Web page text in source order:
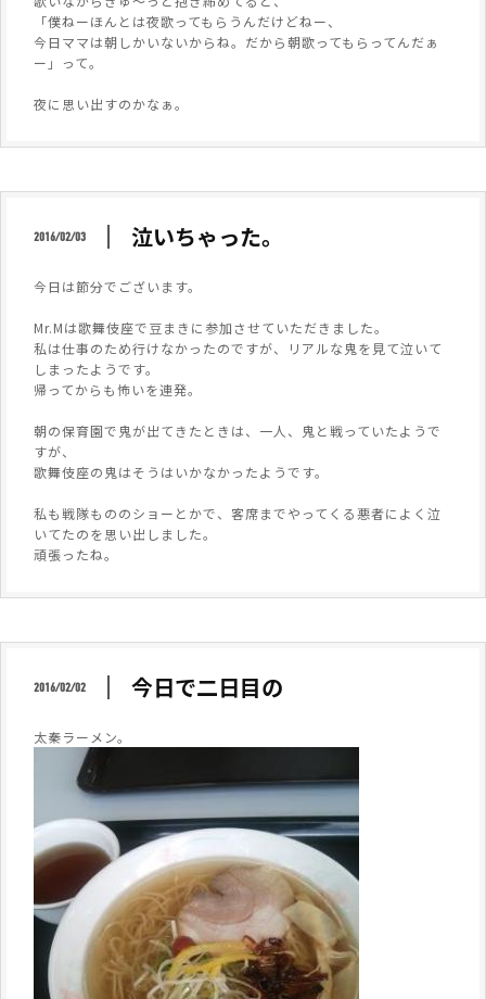
「僕ねーほんとは夜歌ってもらうんだけどねー、
今日ママは朝しかいないからね。だから朝歌ってもらってんだぁ
ー」って。
夜に思い出すのかなぁ。
2016/02/03 泣いちゃった。
今日は節分でございます。
Mr.Mは歌舞伎座で豆まきに参加させていただきました。
私は仕事のため行けなかったのですが、リアルな鬼を見て泣いて
しまったようです。
帰ってからも怖いを連発。
朝の保育園で鬼が出てきたときは、一人、鬼と戦っていたようで
すが、
歌舞伎座の鬼はそうはいかなかったようです。
私も戦隊もののショーとかで、客席までやってくる悪者によく泣
いてたのを思い出しました。
頑張ったね。
2016/02/02 今日で二日目の
太秦ラーメン。